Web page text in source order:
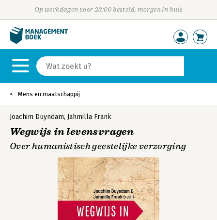
Op werkdagen voor 23:00 besteld, morgen in huis
Mens en maatschappij
Joachim Duyndam, Jahmilla Frank
Wegwijs in levensvragen
Over humanistisch geestelijke verzorging